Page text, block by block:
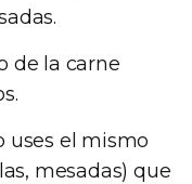
de la carne
uses el mismo
mesadas) que